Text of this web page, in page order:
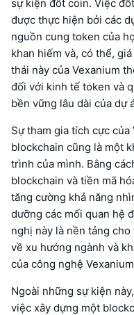
sự kiện đốt coin. Việc
được thực hiện bởi các
nguồn cung token của
khan hiếm và, có thể,
thái này của Vexanium
đối với kinh tế token và
bền vững lâu dài của dự
Sự tham gia tích cực
blockchain cũng là một
trình của mình. Bằng
blockchain và tiền mã
tăng cường khả năng
dưỡng các mối quan hệ
nghị này là nền tảng
về xu hướng ngành và
của công nghệ
Ngoài những sự kiện
việc xây dựng một